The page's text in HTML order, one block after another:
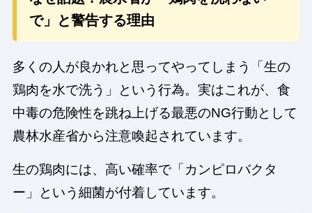
で」と警告する理由
多くの人が良かれと思ってやってしまう「生の
鶏肉を水で洗う」という行為。実はこれが、食
中毒の危険性を跳ね上げる最悪のNG行動として
農林水産省から注意喚起されています。
生の鶏肉には、高い確率で「カンピロバクタ
ー」という細菌が付着しています。